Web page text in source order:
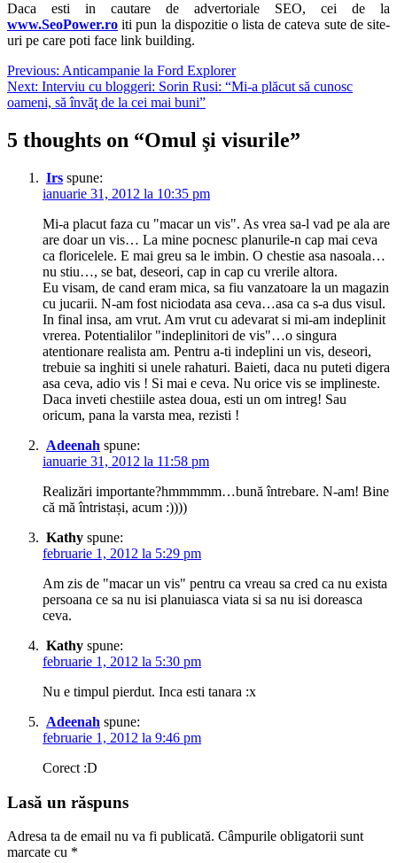
Daca esti in cautare de advertoriale SEO, cei de la
www.SeoPower.ro iti pun la dispozitie o lista de cateva sute de site-
uri pe care poti face link building.
Navigare
în
Previous: Anticampanie la Ford Explorer
Next: Interviu cu bloggeri: Sorin Rusi: “Mi-a plăcut să cunosc
oameni, să învăţ de la cei mai buni”
5 thoughts on “Omul şi visurile”
Irs spune:
ianuarie 31, 2012 la 10:35 pm
Mi-a placut faza cu "macar un vis". As vrea sa-l vad pe ala are
are doar un vis… La mine pocnesc planurile-n cap mai ceva
ca floricelele. E mai greu sa le imbin. O chestie asa nasoala…
nu stiu…, se bat, deseori, cap in cap cu vrerile altora.
Eu visam, de cand eram mica, sa fiu vanzatoare la un magazin
cu jucarii. N-am fost niciodata asa ceva…asa ca s-a dus visul.
In final insa, am vrut. Am vrut cu adevarat si mi-am indeplinit
vrerea. Potentialilor "indeplinitori de vis"…o singura
atentionare realista am. Pentru a-ti indeplini un vis, deseori,
trebuie sa inghiti si unele rahaturi. Baieti, daca nu puteti digera
asa ceva, adio vis ! Si mai e ceva. Nu orice vis se implineste.
Daca inveti chestiile astea doua, esti un om intreg! Sau
oricum, pana la varsta mea, rezisti !
Adeenah spune:
ianuarie 31, 2012 la 11:58 pm
Realizări importante?hmmmmm…bună întrebare. N-am! Bine
că mă întristași, acum :))))
Kathy spune:
februarie 1, 2012 la 5:29 pm
Am zis de "macar un vis" pentru ca vreau sa cred ca nu exista
persoana ce sa nu isi planuiasca viata si sa nu isi doreasca
ceva.
Kathy spune:
februarie 1, 2012 la 5:30 pm
Nu e timpul pierdut. Inca esti tanara :x
Adeenah spune:
februarie 1, 2012 la 9:46 pm
Corect :D
Lasă un răspuns
Adresa ta de email nu va fi publicată. Câmpurile obligatorii sunt
marcate cu *